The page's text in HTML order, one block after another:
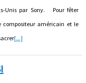
Unis par Sony. Pour fêter
américain et le
[...]